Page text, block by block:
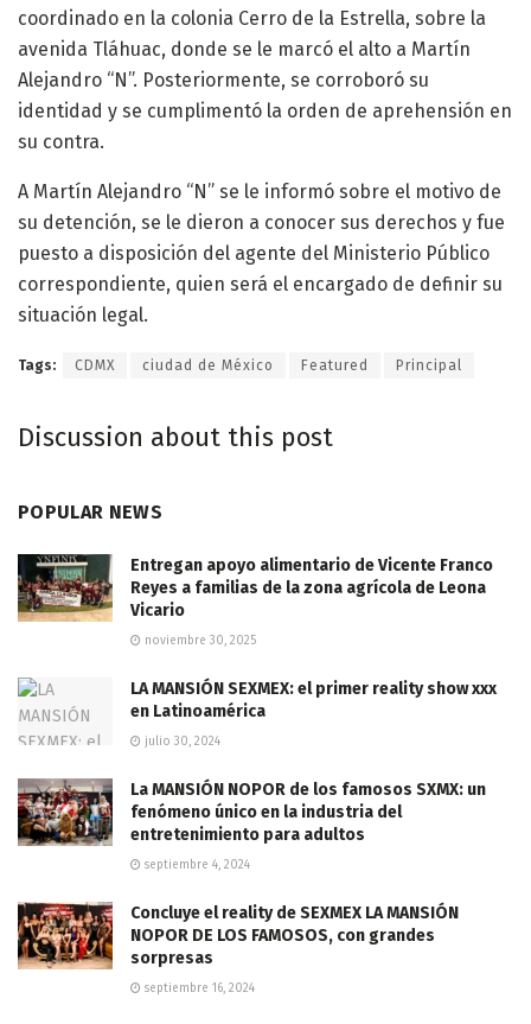
coordinado en la colonia Cerro de la Estrella, sobre la
avenida Tláhuac, donde se le marcó el alto a Martín
Alejandro “N”. Posteriormente, se corroboró su
identidad y se cumplimentó la orden de aprehensión en
su contra.
A Martín Alejandro “N” se le informó sobre el motivo de
su detención, se le dieron a conocer sus derechos y fue
puesto a disposición del agente del Ministerio Público
correspondiente, quien será el encargado de definir su
situación legal.
Tags: CDMX ciudad de México Featured Principal
Discussion about this post
POPULAR NEWS
Entregan apoyo alimentario de Vicente Franco
Reyes a familias de la zona agrícola de Leona
Vicario
noviembre 30, 2025
LA MANSIÓN SEXMEX: el primer reality show xxx
en Latinoamérica
julio 30, 2024
La MANSIÓN NOPOR de los famosos SXMX: un
fenómeno único en la industria del
entretenimiento para adultos
septiembre 4, 2024
Concluye el reality de SEXMEX LA MANSIÓN
NOPOR DE LOS FAMOSOS, con grandes
sorpresas
septiembre 16, 2024